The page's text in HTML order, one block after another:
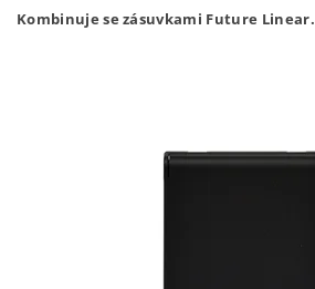
Kombinuje se zásuvkami Future Linear.